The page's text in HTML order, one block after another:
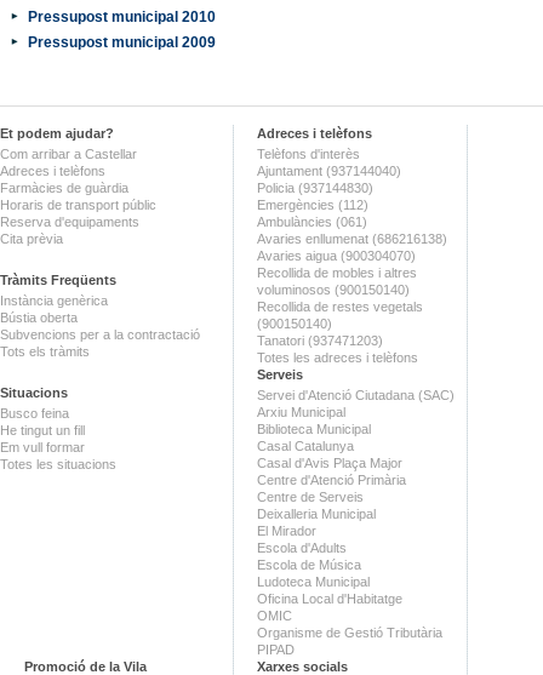
Pressupost municipal 2010
Pressupost municipal 2009
Et podem ajudar?
Com arribar a Castellar
Adreces i telèfons
Farmàcies de guàrdia
Horaris de transport públic
Reserva d'equipaments
Cita prèvia
Tràmits Freqüents
Instància genèrica
Bústia oberta
Subvencions per a la contractació
Tots els tràmits
Situacions
Busco feina
He tingut un fill
Em vull formar
Totes les situacions
Adreces i telèfons
Telèfons d'interès
Ajuntament (937144040)
Policia (937144830)
Emergències (112)
Ambulàncies (061)
Avaries enllumenat (686216138)
Avaries aigua (900304070)
Recollida de mobles i altres
voluminosos (900150140)
Recollida de restes vegetals
(900150140)
Tanatori (937471203)
Totes les adreces i telèfons
Serveis
Servei d'Atenció Ciutadana (SAC)
Arxiu Municipal
Biblioteca Municipal
Casal Catalunya
Casal d'Avis Plaça Major
Centre d'Atenció Primària
Centre de Serveis
Deixalleria Municipal
El Mirador
Escola d'Adults
Escola de Música
Ludoteca Municipal
Oficina Local d'Habitatge
OMIC
Organisme de Gestió Tributària
PIPAD
Promoció de la Vila
Xarxes socials